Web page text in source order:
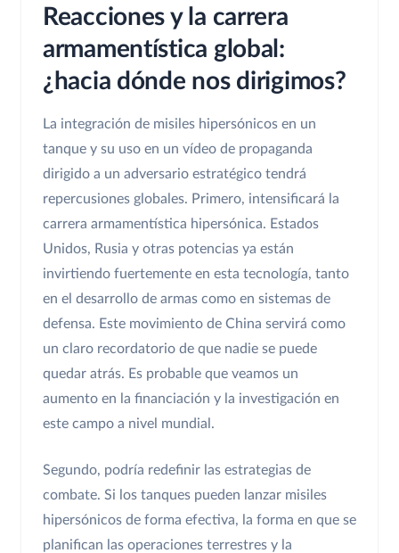
Reacciones y la carrera
armamentística global:
¿hacia dónde nos dirigimos?
La integración de misiles hipersónicos en un
tanque y su uso en un vídeo de propaganda
dirigido a un adversario estratégico tendrá
repercusiones globales. Primero, intensificará la
carrera armamentística hipersónica. Estados
Unidos, Rusia y otras potencias ya están
invirtiendo fuertemente en esta tecnología, tanto
en el desarrollo de armas como en sistemas de
defensa. Este movimiento de China servirá como
un claro recordatorio de que nadie se puede
quedar atrás. Es probable que veamos un
aumento en la financiación y la investigación en
este campo a nivel mundial.
Segundo, podría redefinir las estrategias de
combate. Si los tanques pueden lanzar misiles
hipersónicos de forma efectiva, la forma en que se
planifican las operaciones terrestres y la